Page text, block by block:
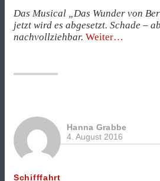
Das Musical „Das Wunder von
jetzt wird es abgesetzt. Schade –
nachvollziehbar. Weiter„Genug
Hanna Grabbe
4. August 2016
Schifffahrt